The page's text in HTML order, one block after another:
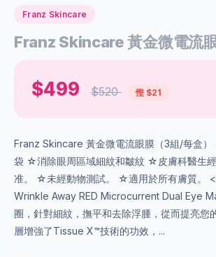
Franz Skincare
Franz Skincare 黃金微電流
$499 $520 慳 $21
Franz Skincare 黃金微電流眼膜（3組/每盒
袋 ☆消除眼周區域細紋和皺紋 ☆皮膚科醫生
准。 ☆未經動物測試。 ☆適用於所有膚質。
Wrinkle Away RED Microcurrent Dual Eye
圈，針對細紋，撫平和去除浮腫，從而提亮您
層增強了Tissue X™技術的功效，...